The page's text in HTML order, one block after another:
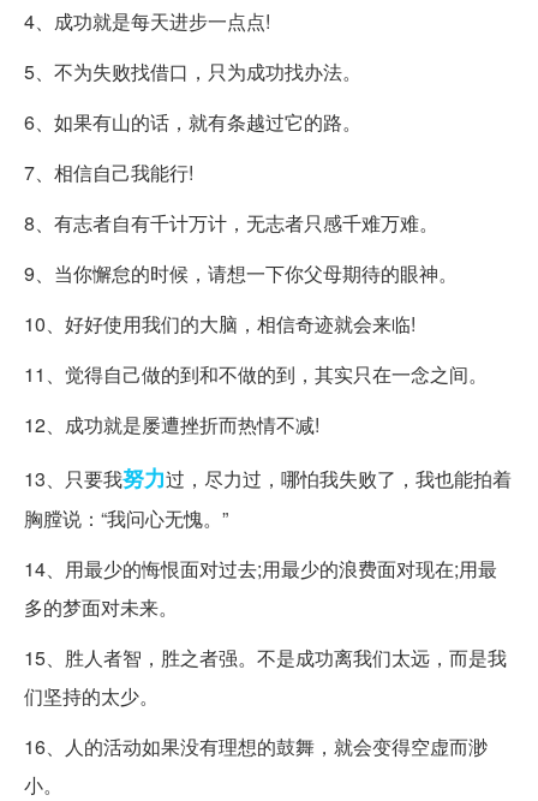
4、成功就是每天进步一点点!
5、不为失败找借口，只为成功找办法。
6、如果有山的话，就有条越过它的路。
7、相信自己我能行!
8、有志者自有千计万计，无志者只感千难万难。
9、当你懈怠的时候，请想一下你父母期待的眼神。
10、好好使用我们的大脑，相信奇迹就会来临!
11、觉得自己做的到和不做的到，其实只在一念之间。
12、成功就是屡遭挫折而热情不减!
13、只要我努力过，尽力过，哪怕我失败了，我也能拍着
胸膛说：“我问心无愧。”
14、用最少的悔恨面对过去;用最少的浪费面对现在;用最
多的梦面对未来。
15、胜人者智，胜之者强。不是成功离我们太远，而是我
们坚持的太少。
16、人的活动如果没有理想的鼓舞，就会变得空虚而渺
小。